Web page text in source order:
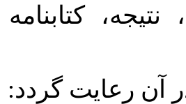
آن رعايت گردد: